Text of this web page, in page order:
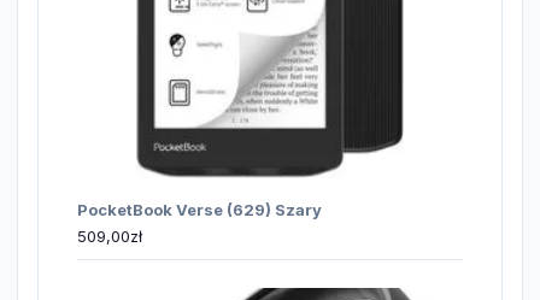
PocketBook Verse (629) Szary
509,00zł